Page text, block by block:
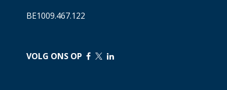
BE1009.467.122
VOLG ONS OP